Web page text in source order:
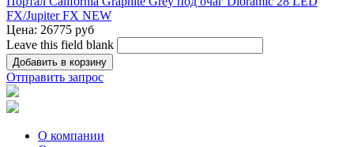
FX/Jupiter FX NEW
Цена: 26775 руб
Leave this field blank
Отправить запрос
О компании